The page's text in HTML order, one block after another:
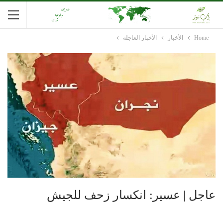
Home الأخبار الأخبار العاجلة
عاجل | عسير: انكسار زحف للجيش